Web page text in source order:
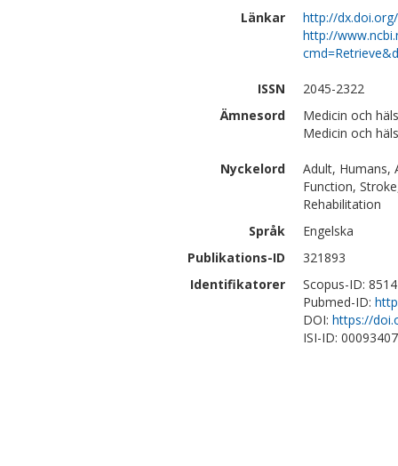
Länkar
http://
http://
ISSN
2045-2322
Ämnesord
Medicin och
Medicin och
Nyckelord
Adult, Humans,
Function,
Rehabilitation
Språk
Engelska
Publikations-ID
321893
Identifikatorer
Scopus-ID:
Pubmed-ID:
DOI: https://
ISI-ID: